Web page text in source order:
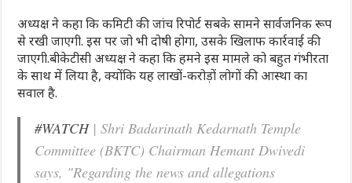
अध्यक्ष ने कहा कि कमिटी की जांच रिपोर्ट सबके सामने सार्वजनिक रूप
से रखी जाएगी. इस पर जो भी दोषी होगा, उसके खिलाफ कार्रवाई की
जाएगी.बीकेटीसी अध्यक्ष ने कहा कि हमने इस मामले को बहुत गंभीरता
के साथ में लिया है, क्योंकि यह लाखों-करोड़ों लोगों की आस्था का
सवाल है.
#WATCH| Shri Badarinath Kedarnath Temple
Committee (BKTC) Chairman Hemant Dwivedi
says, "Regarding the news and allegations